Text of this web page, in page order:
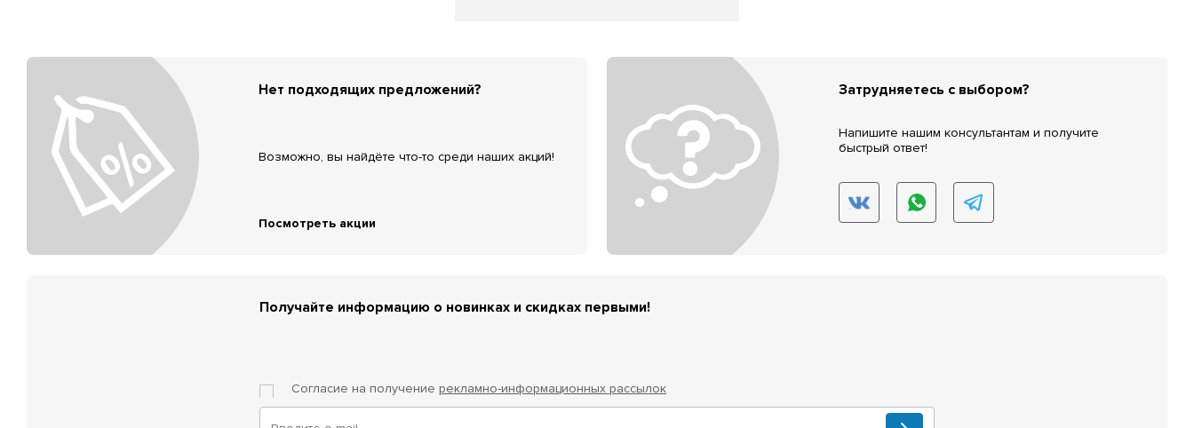
Нет подходящих предложений?
Возможно, вы найдёте что-то среди наших акций!
Посмотреть акции
Затрудняетесь с выбором?
Напишите нашим консультантам и получите
быстрый ответ!
Получайте информацию о новинках и скидках первыми!
Согласие на получение рекламно-информационных рассылок